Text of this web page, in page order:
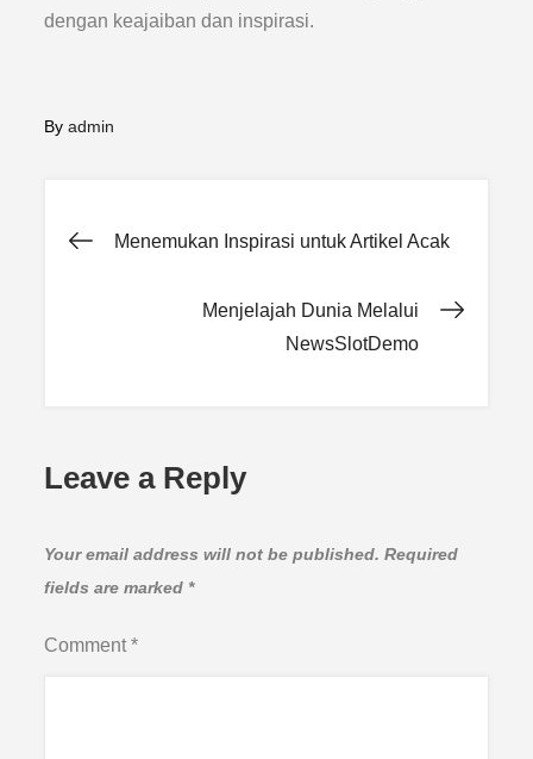
dengan keajaiban dan inspirasi.
Byadmin
Post
navigation
Menemukan Inspirasi untuk Artikel Acak
Menjelajah Dunia Melalui
NewsSlotDemo
Leave a Reply
Your email address will not be published. Required
fields are marked *
Comment*